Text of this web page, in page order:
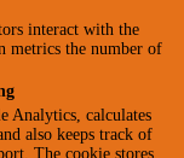
interact with the
metrics the number of
Analytics, calculates
also keeps track of
The cookie stores